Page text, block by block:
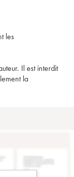
les
Il est interdit
la